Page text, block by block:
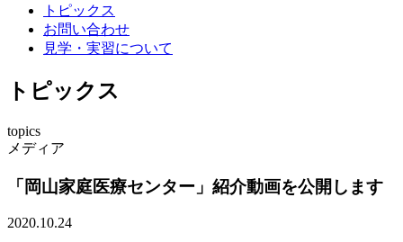
トピックス
お問い合わせ
見学・実習について
トピックス
topics
メディア
「岡山家庭医療センター」紹介動画を公開します
2020.10.24